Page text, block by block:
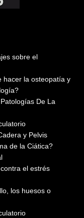
sobre el
hacer la osteopatía y
De La
y Pelvis
de la Ciática?
el estrés
los huesos o